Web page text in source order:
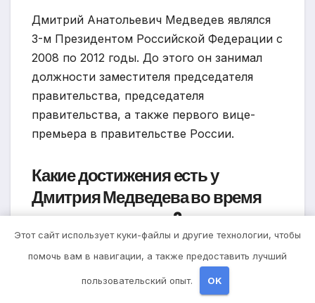
Дмитрий Анатольевич Медведев являлся
3-м Президентом Российской Федерации с
2008 по 2012 годы. До этого он занимал
должности заместителя председателя
правительства, председателя
правительства, а также первого вице-
премьера в правительстве России.
Какие достижения есть у
Дмитрия Медведева во время
его президентства?
Во время своего президентства, Дмитрий
Медведев провел ряд реформ и
инициатив, таких как «Стратегия 2020»,
Этот сайт использует куки-файлы и другие технологии, чтобы
помочь вам в навигации, а также предоставить лучший
пользовательский опыт. OK